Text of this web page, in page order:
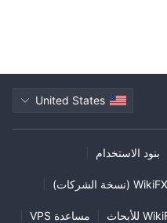
United States
بنود الاستخدام
WikiFX (نسخة الشركات)
مساعدة VPS